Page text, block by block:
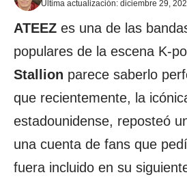
Última actualización: diciembre 29,
ATEEZ es una de las
populares de la escena K-
Stallion parece saberlo
que recientemente, la
estadounidense, reposteó
una cuenta de fans que
fuera incluido en su